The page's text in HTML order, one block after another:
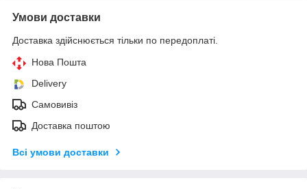
Умови доставки
Доставка здійснюється тільки по передоплаті.
Нова Пошта
Delivery
Самовивіз
Доставка поштою
Всі умови доставки